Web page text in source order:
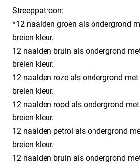
Streeppatroon:
*12 naalden groen als ondergrond
breien kleur.
12 naalden bruin als ondergrond
breien kleur.
12 naalden roze als ondergrond
breien kleur.
12 naalden rood als ondergrond
breien kleur.
12 naalden petrol als ondergrond
breien kleur.
12 naalden bruin als ondergrond